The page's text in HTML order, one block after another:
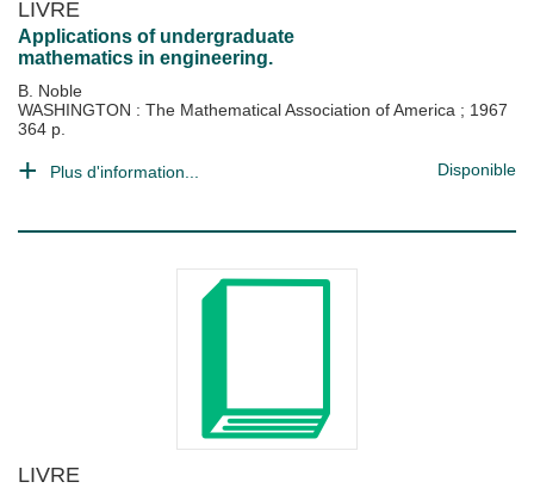
LIVRE
Applications of undergraduate
mathematics in engineering.
B. Noble
WASHINGTON : The Mathematical Association of America ; 1967
364 p.
Plus d'information... Disponible
LIVRE